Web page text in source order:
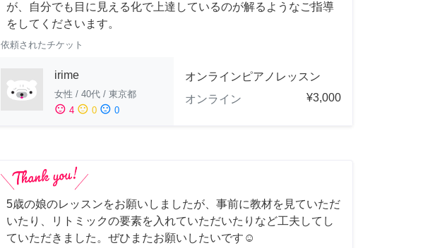
が、自分でも目に見える化で上達しているのが解るようなご指導
をしてくださいます。
依頼されたチケット
irime
女性 / 40代 / 東京都
sentiment_satisfied 4 sentiment_neutral 0 sentiment_dissatisfied 0
オンラインピアノレッスン
オンライン
¥3,000
5歳の娘のレッスンをお願いしましたが、事前に教材を見ていただ
いたり、リトミックの要素を入れていただいたりなど工夫してし
ていただきました。ぜひまたお願いしたいです☺️